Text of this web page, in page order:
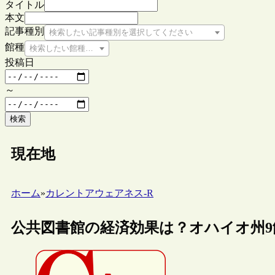
タイトル
本文
記事種別
検索したい記事種別を選択してください
館種 検索したい館種を選択してください
投稿日
～
検索
現在地
ホーム»カレントアウェアネス-R
公共図書館の経済効果は？オハイオ州